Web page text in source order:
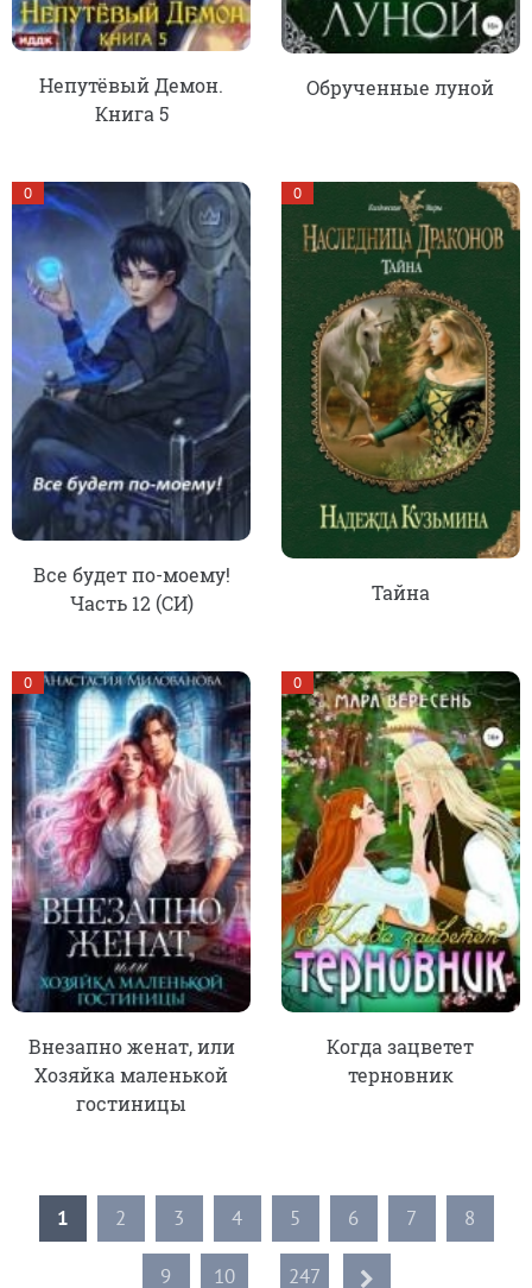
Непутёвый Демон.
Книга 5
Обрученные луной
Все будет по-моему!
Часть 12 (СИ)
0
Тайна
0
Внезапно женат, или
Хозяйка маленькой
гостиницы
0
Когда зацветет
терновник
0
1 2 3 4 5 6 7 8
9 10 247